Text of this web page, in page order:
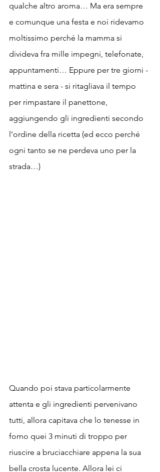
qualche altro aroma… Ma era sempre
e comunque una festa e noi ridevamo
moltissimo perché la mamma si
divideva fra mille impegni, telefonate,
appuntamenti… Eppure per tre giorni -
mattina e sera - si ritagliava il tempo
per rimpastare il panettone,
aggiungendo gli ingredienti secondo
l’ordine della ricetta (ed ecco perché
ogni tanto se ne perdeva uno per la
strada…)
Quando poi stava particolarmente
attenta e gli ingredienti pervenivano
tutti, allora capitava che lo tenesse in
forno quei 3 minuti di troppo per
riuscire a bruciacchiare appena la sua
bella crosta lucente. Allora lei ci